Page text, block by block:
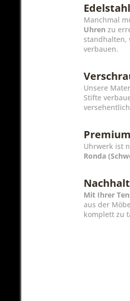
Manchmal
Uhren zu
standhalten,
verbauen.
Unsere
Stifte
Uhrwerk ist
Ronda
Mit Ihrer
aus der
komplett zu